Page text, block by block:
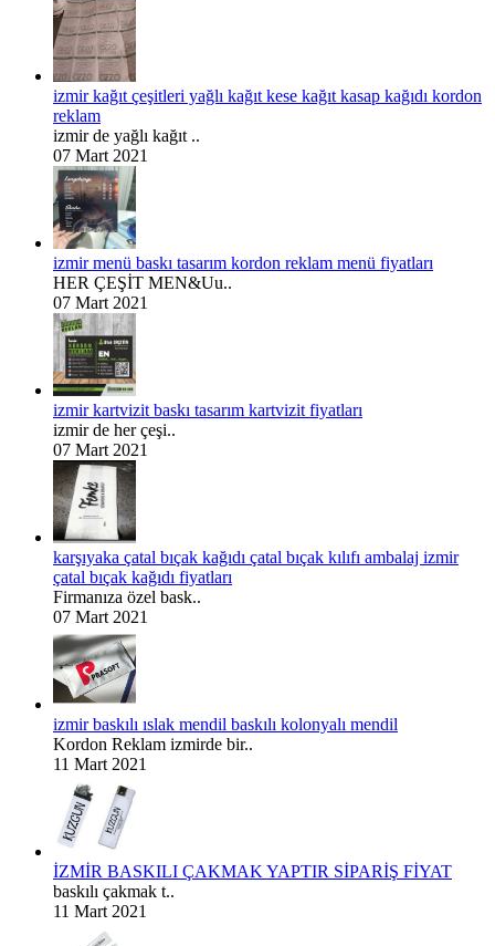
izmir kağıt çeşitleri yağlı kağıt kese kağıt kasap kağıdı kordon
reklam
izmir de yağlı kağıt ..
07 Mart 2021
izmir menü baskı tasarım kordon reklam menü fiyatları
HER ÇEŞİT MEN&Uu..
07 Mart 2021
izmir kartvizit baskı tasarım kartvizit fiyatları
izmir de her çeşi..
07 Mart 2021
karşıyaka çatal bıçak kağıdı çatal bıçak kılıfı ambalaj izmir
çatal bıçak kağıdı fiyatları
Firmanıza özel bask..
07 Mart 2021
izmir baskılı ıslak mendil baskılı kolonyalı mendil
Kordon Reklam izmirde bir..
11 Mart 2021
İZMİR BASKILI ÇAKMAK YAPTIR SİPARİŞ FİYAT
baskılı çakmak t..
11 Mart 2021